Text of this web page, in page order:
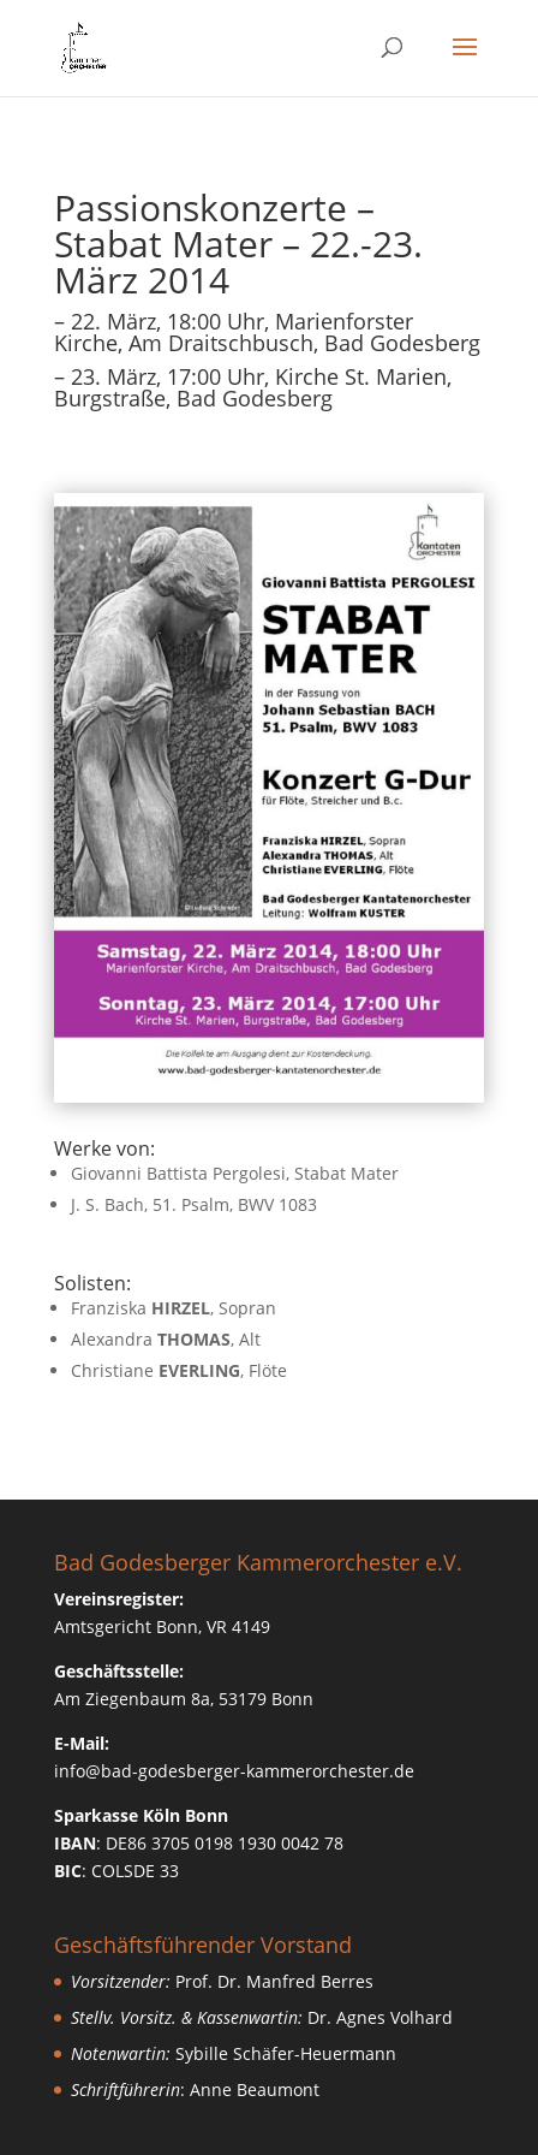
Passionskonzerte –
Stabat Mater – 22.-23.
März 2014
– 22. März, 18:00 Uhr, Marienforster
Kirche, Am Draitschbusch, Bad Godesberg
– 23. März, 17:00 Uhr, Kirche St. Marien,
Burgstraße, Bad Godesberg
Werke von:
Giovanni Battista Pergolesi, Stabat Mater
J. S. Bach, 51. Psalm, BWV 1083
Solisten:
Franziska HIRZEL, Sopran
Alexandra THOMAS, Alt
Christiane EVERLING, Flöte
Bad Godesberger Kammerorchester e.V.
Vereinsregister:
Amtsgericht Bonn, VR 4149
Geschäftsstelle:
Am Ziegenbaum 8a, 53179 Bonn
E-Mail:
info@bad-godesberger-kammerorchester.de
Sparkasse Köln Bonn
IBAN: DE86 3705 0198 1930 0042 78
BIC: COLSDE 33
Geschäftsführender Vorstand
Vorsitzender: Prof. Dr. Manfred Berres
Stellv. Vorsitz. & Kassenwartin: Dr. Agnes Volhard
Notenwartin: Sybille Schäfer-Heuermann
Schriftführerin: Anne Beaumont